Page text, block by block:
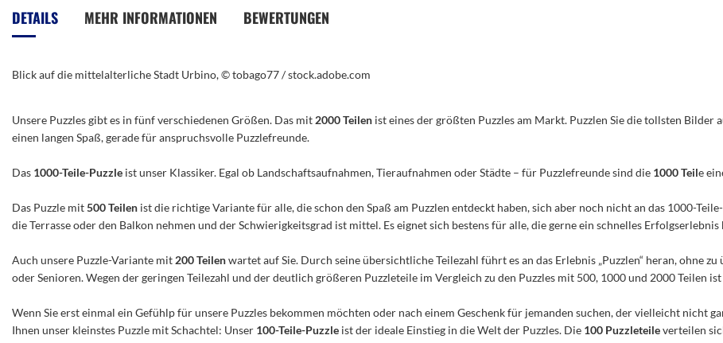
Bildergalerie
springen
DETAILS
Blick auf die mittelalterliche Stadt Urbino, © tobago77 / stock.adobe.com
MEHR INFORMATIONEN BEWERTUNGEN
Unsere Puzzles gibt es in fünf verschiedenen Größen. Das mit 2000 Teilen ist eines der größten Puzzles am Markt. Puzzlen Sie die tollsten Bilder
einen langen Spaß, gerade für anspruchsvolle Puzzlefreunde.
Das 1000-Teile-Puzzle ist unser Klassiker. Egal ob Landschaftsaufnahmen, Tieraufnahmen oder Städte – für Puzzlefreunde sind die 1000 Teile
Das Puzzle mit500 Teilen ist die richtige Variante für alle, die schon den Spaß am Puzzlen entdeckt haben, sich aber noch nicht an das 1000-
die Terrasse oder den Balkon nehmen und der Schwierigkeitsgrad ist mittel. Es eignet sich bestens für alle, die gerne ein schnelles Erfolgserlebnis
Auch unsere Puzzle-Variante mit 200 Teilenwartet auf Sie. Durch seine übersichtliche Teilezahl führt es an das Erlebnis „Puzzlen“ heran, ohne
oder Senioren. Wegen der geringen Teilezahl und der deutlich größeren Puzzleteile im Vergleich zu den Puzzles mit 500, 1000 und 2000 Teilen
Wenn Sie erst einmal ein Gefühlp für unsere Puzzles bekommen möchten oder nach einem Geschenk für jemanden suchen, der vielleicht nicht
Ihnen unser kleinstes Puzzle mit Schachtel: Unser 100-Teile-Puzzle ist der ideale Einstieg in die Welt der Puzzles. Die 100 Puzzleteileverteilen